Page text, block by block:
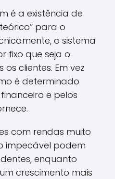
é a existência de
para o
o sistema
fixo que seja o
clientes. Em vez
é determinado
e pelos
com rendas muito
impecável podem
enquanto
crescimento mais